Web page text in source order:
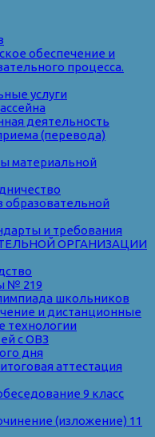
обеспечение и
процесса.
услуги
деятельность
(перевода)
материальной
образовательной
и требования
ОРГАНИЗАЦИИ
№ 219
школьников
и дистанционные
технологии
с ОВЗ
дня
аттестация
9 класс
(изложение) 11